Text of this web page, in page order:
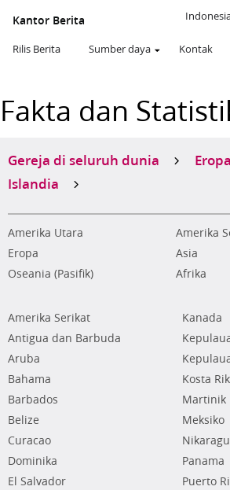
Kantor Berita
Rilis Berita Sumber daya Kontak
Fakta dan
Gereja di seluruh dunia
Eropa
Islandia
Amerika Utara
Amerika
Eropa
Asia
Oseania (Pasifik)
Afrika
Amerika Serikat
Antigua dan Barbuda
Aruba
Bahama
Barbados
Belize
Curacao
Dominika
El Salvador
Kanada
Kosta
Martinik
Meksiko
Panama
Puerto